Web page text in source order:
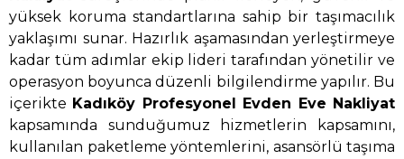
yüksek koruma standartlarına sahip bir taşımacılık
yaklaşımı sunar. Hazırlık aşamasından yerleştirmeye
kadar tüm adımlar ekip lideri tarafından yönetilir ve
operasyon boyunca düzenli bilgilendirme yapılır. Bu
içerikte Kadıköy Profesyonel Evden Eve Nakliyat
kapsamında sunduğumuz hizmetlerin kapsamını,
kullanılan paketleme yöntemlerini, asansörlü taşıma